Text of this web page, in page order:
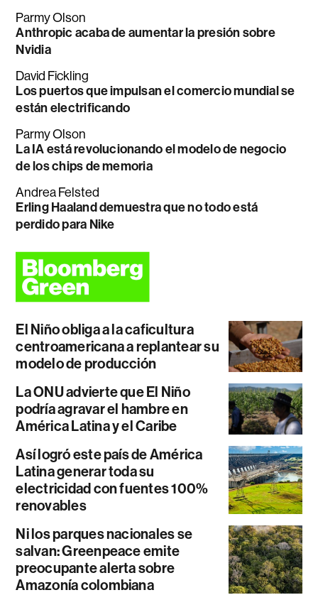
Parmy Olson
Anthropic acaba de aumentar la presión sobre
Nvidia
David Fickling
Los puertos que impulsan el comercio mundial se
están electrificando
Parmy Olson
La IA está revolucionando el modelo de negocio
de los chips de memoria
Andrea Felsted
Erling Haaland demuestra que no todo está
perdido para Nike
El Niño obliga a la caficultura
centroamericana a replantear su
modelo de producción
La ONU advierte que El Niño
podría agravar el hambre en
América Latina y el Caribe
Así logró este país de América
Latina generar toda su
electricidad con fuentes 100%
renovables
Ni los parques nacionales se
salvan: Greenpeace emite
preocupante alerta sobre
Amazonía colombiana